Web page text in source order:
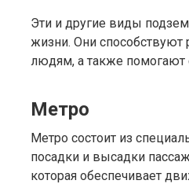
Эти и другие виды
жизни. Они способствуют
людям, а также помогают
Метро
Метро состоит из
посадки и высадки
которая обеспечивает